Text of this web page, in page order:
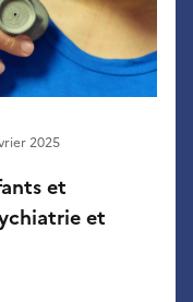
et
et
2025